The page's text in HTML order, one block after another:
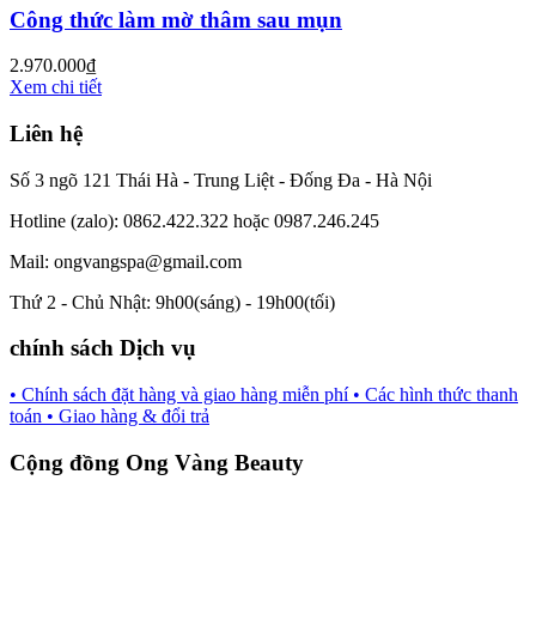
Công thức làm mờ thâm sau mụn
2.970.000₫
Xem chi tiết
Liên hệ
Số 3 ngõ 121 Thái Hà - Trung Liệt - Đống Đa - Hà Nội
Hotline (zalo): 0862.422.322 hoặc 0987.246.245
Mail: ongvangspa@gmail.com
Thứ 2 - Chủ Nhật: 9h00(sáng) - 19h00(tối)
chính sách Dịch vụ
• Chính sách đặt hàng và giao hàng miễn phí • Các hình thức thanh
toán • Giao hàng & đổi trả
Cộng đồng Ong Vàng Beauty